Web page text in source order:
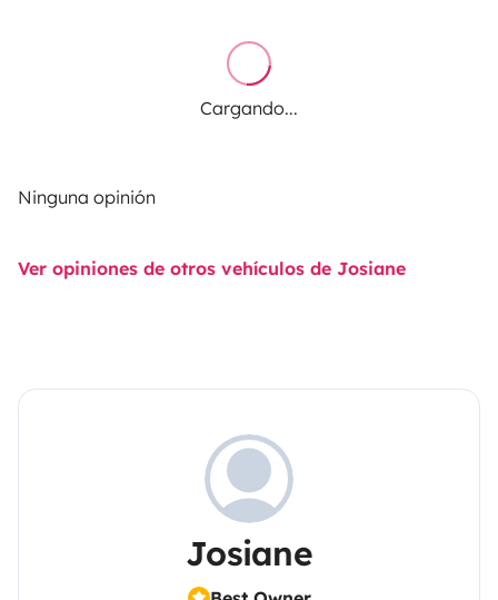
Cargando...
Ninguna opinión
Ver opiniones de otros vehículos de Josiane
Josiane